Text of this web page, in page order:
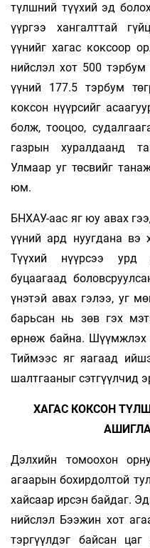
түлшний түүхий эд
үүргээ хангалттай
үүнийг хагас коксоор
нийслэл хот 500 тэрбум
үүний 177.5 тэрбум
коксон нүүрсийг
болж, тооцоо,
газрын хуралдаанд
Улмаар уг төсвийг
юм.
БНХАУ-аас яг юу авах
үүний ард нуугдана вэ
Түүхий нүүрсээ урд
буцаагаад
үнэтэй авах гэлээ, уг
барьсан нь зөв гэх
өрнөж байна. Шүүмжлэх
Тиймээс яг яагаад
шалтгааныг сэтгүүлчид
ХАГАС КОКСОН
Дэлхийн томоохон
агаарын бохирдолтой
хайсаар ирсэн байдаг.
нийслэл Бээжин хот
тэргүүлдэг байсан